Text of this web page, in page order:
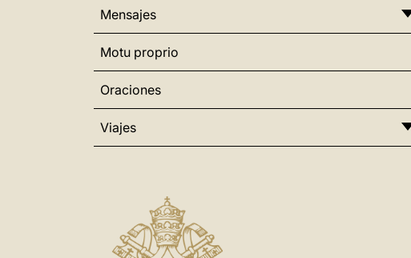
Mensajes
Motu proprio
Oraciones
Viajes